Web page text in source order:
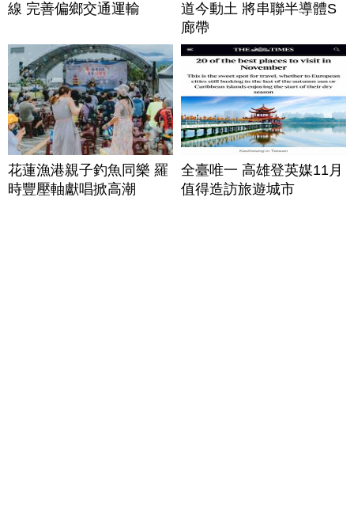
線 完善偏鄉交通運輸
道今動土 將串聯半導體S
廊帶
花蓮漁港親子釣魚同樂 羅
時豐壓軸獻唱掀高潮
全臺唯一 高雄登英媒11月
值得造訪旅遊城市